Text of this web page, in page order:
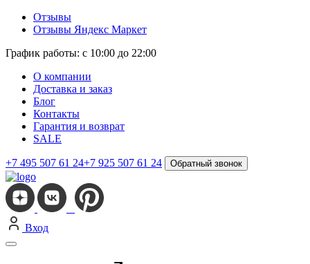
Отзывы
Отзывы Яндекс Маркет
График работы: с 10:00 до 22:00
О компании
Доставка и заказ
Блог
Контакты
Гарантия и возврат
SALE
+7 495 507 61 24+7 925 507 61 24 Обратный звонок
Вход